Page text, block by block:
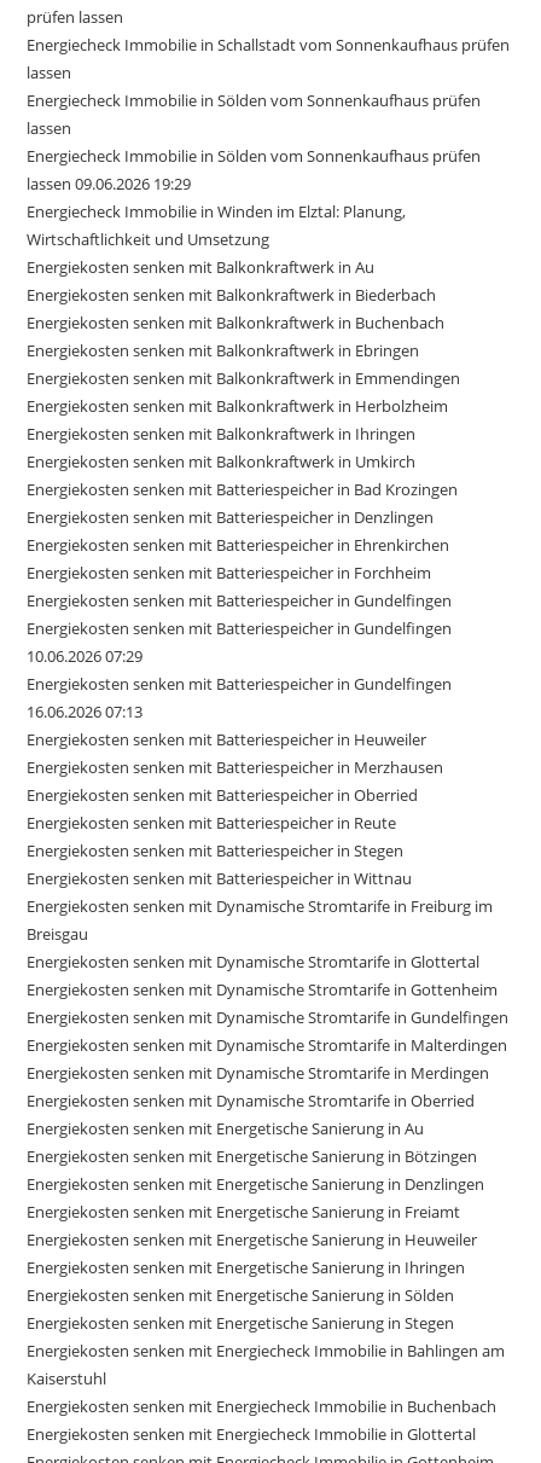
prüfen lassen
Energiecheck Immobilie in Schallstadt vom Sonnenkaufhaus prüfen
lassen
Energiecheck Immobilie in Sölden vom Sonnenkaufhaus prüfen
lassen
Energiecheck Immobilie in Sölden vom Sonnenkaufhaus prüfen
lassen 09.06.2026 19:29
Energiecheck Immobilie in Winden im Elztal: Planung,
Wirtschaftlichkeit und Umsetzung
Energiekosten senken mit Balkonkraftwerk in Au
Energiekosten senken mit Balkonkraftwerk in Biederbach
Energiekosten senken mit Balkonkraftwerk in Buchenbach
Energiekosten senken mit Balkonkraftwerk in Ebringen
Energiekosten senken mit Balkonkraftwerk in Emmendingen
Energiekosten senken mit Balkonkraftwerk in Herbolzheim
Energiekosten senken mit Balkonkraftwerk in Ihringen
Energiekosten senken mit Balkonkraftwerk in Umkirch
Energiekosten senken mit Batteriespeicher in Bad Krozingen
Energiekosten senken mit Batteriespeicher in Denzlingen
Energiekosten senken mit Batteriespeicher in Ehrenkirchen
Energiekosten senken mit Batteriespeicher in Forchheim
Energiekosten senken mit Batteriespeicher in Gundelfingen
Energiekosten senken mit Batteriespeicher in Gundelfingen
10.06.2026 07:29
Energiekosten senken mit Batteriespeicher in Gundelfingen
16.06.2026 07:13
Energiekosten senken mit Batteriespeicher in Heuweiler
Energiekosten senken mit Batteriespeicher in Merzhausen
Energiekosten senken mit Batteriespeicher in Oberried
Energiekosten senken mit Batteriespeicher in Reute
Energiekosten senken mit Batteriespeicher in Stegen
Energiekosten senken mit Batteriespeicher in Wittnau
Energiekosten senken mit Dynamische Stromtarife in Freiburg im
Breisgau
Energiekosten senken mit Dynamische Stromtarife in Glottertal
Energiekosten senken mit Dynamische Stromtarife in Gottenheim
Energiekosten senken mit Dynamische Stromtarife in Gundelfingen
Energiekosten senken mit Dynamische Stromtarife in Malterdingen
Energiekosten senken mit Dynamische Stromtarife in Merdingen
Energiekosten senken mit Dynamische Stromtarife in Oberried
Energiekosten senken mit Energetische Sanierung in Au
Energiekosten senken mit Energetische Sanierung in Bötzingen
Energiekosten senken mit Energetische Sanierung in Denzlingen
Energiekosten senken mit Energetische Sanierung in Freiamt
Energiekosten senken mit Energetische Sanierung in Heuweiler
Energiekosten senken mit Energetische Sanierung in Ihringen
Energiekosten senken mit Energetische Sanierung in Sölden
Energiekosten senken mit Energetische Sanierung in Stegen
Energiekosten senken mit Energiecheck Immobilie in Bahlingen am
Kaiserstuhl
Energiekosten senken mit Energiecheck Immobilie in Buchenbach
Energiekosten senken mit Energiecheck Immobilie in Glottertal